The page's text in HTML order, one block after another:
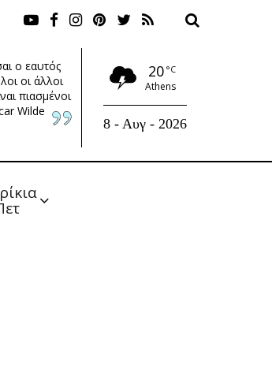
ο εαυτός
οι άλλοι
πιασμένοι
Wilde
20 °C
Athens
8 - Αυγ - 2026